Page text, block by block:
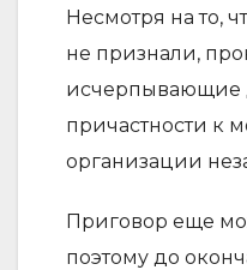
Несмотря на то,
не признали,
исчерпывающие
причастности к
организации
Приговор еще
поэтому до